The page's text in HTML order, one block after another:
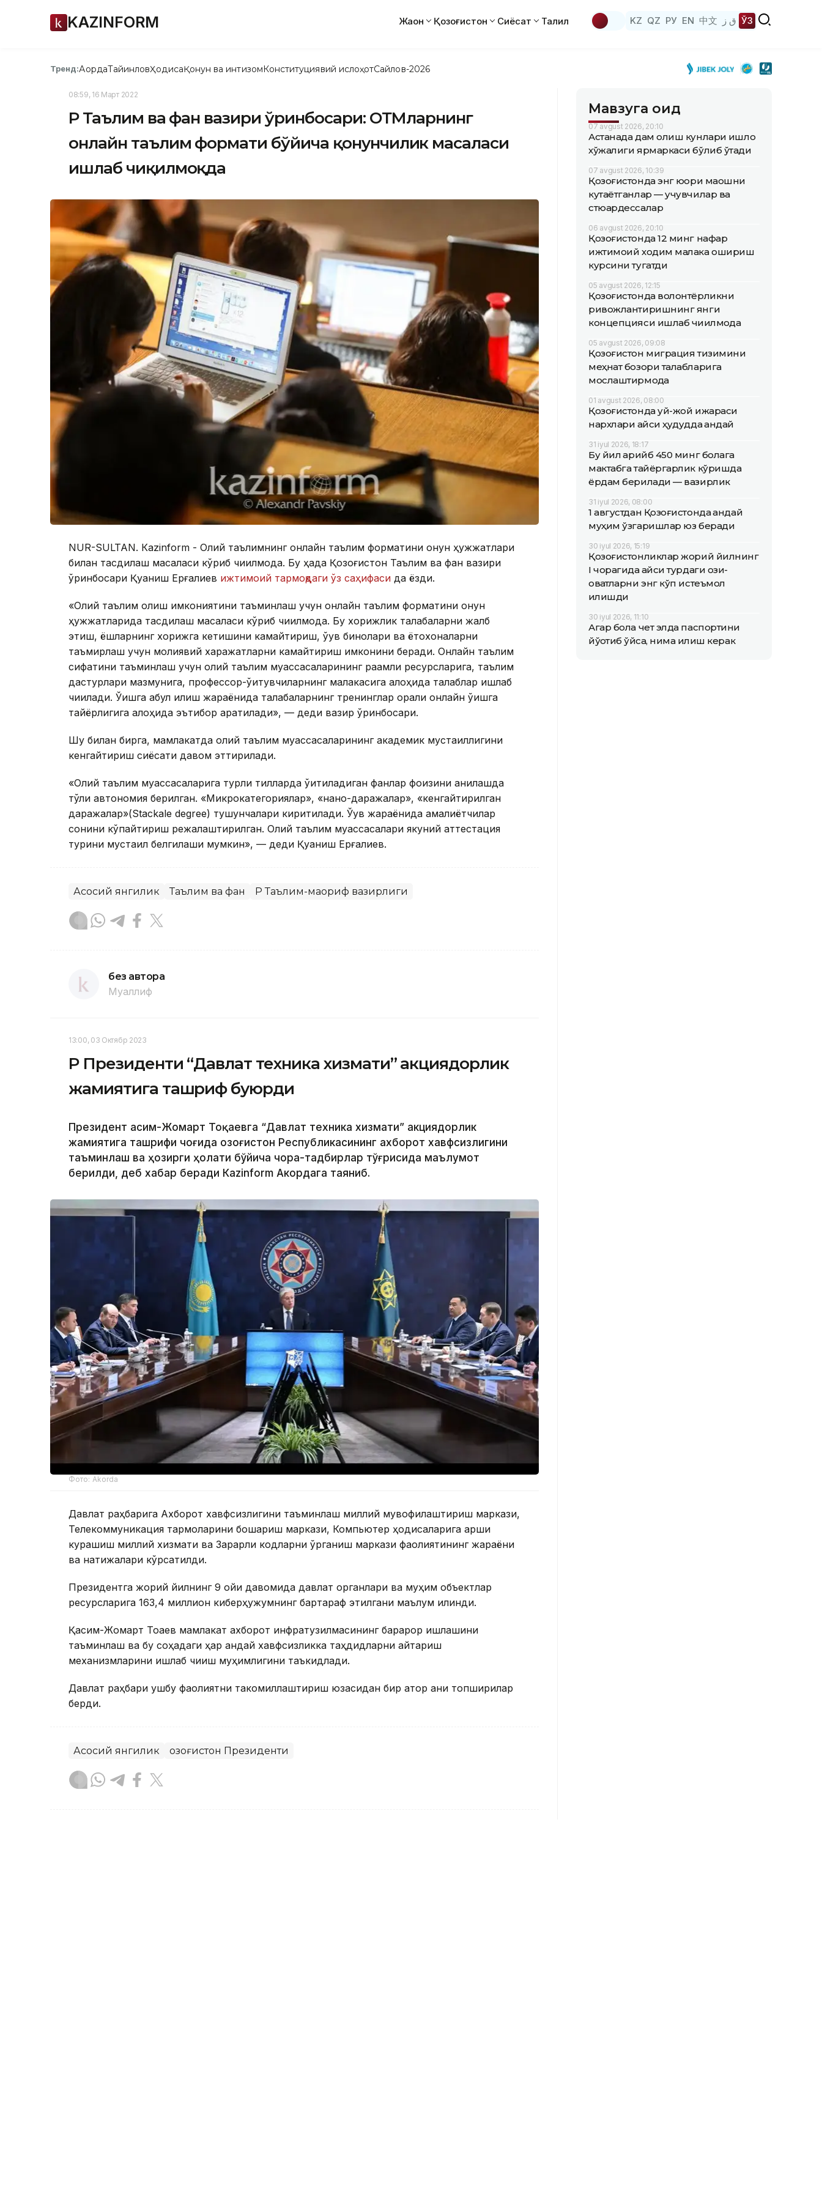
KAZINFORM Жаҳон Қозоғистон Сиёсат Таҳлил KZ QZ РУ EN 中文 ق ز ЎЗ
Тренд:АқордаТайинловҲодисаҚонун ва интизомКонституциявий ислоҳотСайлов-2026
08:59, 16 Март 2022
ҚР Таълим ва фан вазири ўринбосари: ОТМларнинг
онлайн таълим формати бўйича қонунчилик масаласи
ишлаб чиқилмоқда
NUR-SULTAN. Кazinform - Олий таълимнинг онлайн таълим форматини қонун ҳужжатлари
билан тасдиқлаш масаласи кўриб чиқилмоқда. Бу ҳақда Қозоғистон Таълим ва фан вазири
ўринбосари Қуаниш Ерғалиев ижтимоий тармоқдаги ўз саҳифаси да ёзди.
«Олий таълим олиш имкониятини таъминлаш учун онлайн таълим форматини қонун
ҳужжатларида тасдиқлаш масаласи кўриб чиқилмоқда. Бу хорижлик талабаларни жалб
этиш, ёшларнинг хорижга кетишини камайтириш, ўқув бинолари ва ётоқхоналарни
таъмирлаш учун молиявий харажатларни камайтириш имконини беради. Онлайн таълим
сифатини таъминлаш учун олий таълим муассасаларининг рақамли ресурсларига, таълим
дастурлари мазмунига, профессор-ўқитувчиларнинг малакасига алоҳида талаблар ишлаб
чиқилади. Ўқишга қабул қилиш жараёнида талабаларнинг тренинглар орқали онлайн ўқишга
тайёрлигига алоҳида эътибор қаратилади», — деди вазир ўринбосари.
Шу билан бирга, мамлакатда олий таълим муассасаларининг академик мустақиллигини
кенгайтириш сиёсати давом эттирилади.
«Олий таълим муассасаларига турли тилларда ўқитиладиган фанлар фоизини аниқлашда
тўлиқ автономия берилган. «Микрокатегориялар», «нано-даражалар», «кенгайтирилган
даражалар»(Stackale degree) тушунчалари киритилади. Ўқув жараёнида амалиётчилар
сонини кўпайтириш режалаштирилган. Олий таълим муассасалари якуний аттестация
турини мустақил белгилаши мумкин», — деди Қуаниш Ерғалиев.
Асосий янгилик Таълим ва фан ҚР Таълим-маориф вазирлиги
без автора
Муаллиф
13:00, 03 Октябр 2023
ҚР Президенти “Давлат техника хизмати” акциядорлик
жамиятига ташриф буюрди
Президент Қасим-Жомарт Тоқаевга “Давлат техника хизмати” акциядорлик
жамиятига ташрифи чоғида Қозоғистон Республикасининг ахборот хавфсизлигини
таъминлаш ва ҳозирги ҳолати бўйича чора-тадбирлар тўғрисида маълумот
берилди, деб хабар беради Каzinform Акордага таяниб.
Фото: Akorda
Давлат раҳбарига Ахборот хавфсизлигини таъминлаш миллий мувофиқлаштириш маркази,
Телекоммуникация тармоқларини бошқариш маркази, Компьютер ҳодисаларига қарши
курашиш миллий хизмати ва Зарарли кодларни ўрганиш маркази фаолиятининг жараёни
ва натижалари кўрсатилди.
Президентга жорий йилнинг 9 ойи давомида давлат органлари ва муҳим объектлар
ресурсларига 163,4 миллион киберҳужумнинг бартараф этилгани маълум қилинди.
Қасим-Жомарт Тоқаев мамлакат ахборот инфратузилмасининг барқарор ишлашини
таъминлаш ва бу соҳадаги ҳар қандай хавфсизликка таҳдидларни қайтариш
механизмларини ишлаб чиқиш муҳимлигини таъкидлади.
Давлат раҳбари ушбу фаолиятни такомиллаштириш юзасидан бир қатор аниқ топшириқлар
берди.
Асосий янгилик Қозоғистон Президенти
Мавзуга оид
07 avgust 2026, 20:10
Астанада дам олиш кунлари қишлоқ
хўжалиги ярмаркаси бўлиб ўтади
07 avgust 2026, 10:39
Қозоғистонда энг юқори маошни
кутаётганлар — учувчилар ва
стюардессалар
06 avgust 2026, 20:10
Қозоғистонда 12 минг нафар
ижтимоий ходим малака ошириш
курсини тугатди
05 avgust 2026, 12:15
Қозоғистонда волонтёрликни
ривожлантиришнинг янги
концепцияси ишлаб чиқилмоқда
05 avgust 2026, 09:08
Қозоғистон миграция тизимини
меҳнат бозори талабларига
мослаштирмоқда
01 avgust 2026, 08:00
Қозоғистонда уй-жой ижараси
нархлари қайси ҳудудда қандай
31 iyul 2026, 18:17
Бу йил қарийб 450 минг болага
мактабга тайёргарлик кўришда
ёрдам берилади — вазирлик
31 iyul 2026, 08:00
1 августдан Қозоғистонда қандай
муҳим ўзгаришлар юз беради
30 iyul 2026, 15:19
Қозоғистонликлар жорий йилнинг
I чорагида қайси турдаги озиқ-
овқатларни энг кўп истеъмол
қилишди
30 iyul 2026, 11:10
Агар бола чет элда паспортини
йўқотиб қўйса, нима қилиш керак